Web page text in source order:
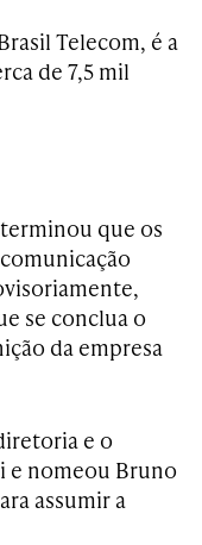
Telecom, é a
de 7,5 mil
que os
se conclua o
da empresa
e o
e nomeou Bruno
assumir a